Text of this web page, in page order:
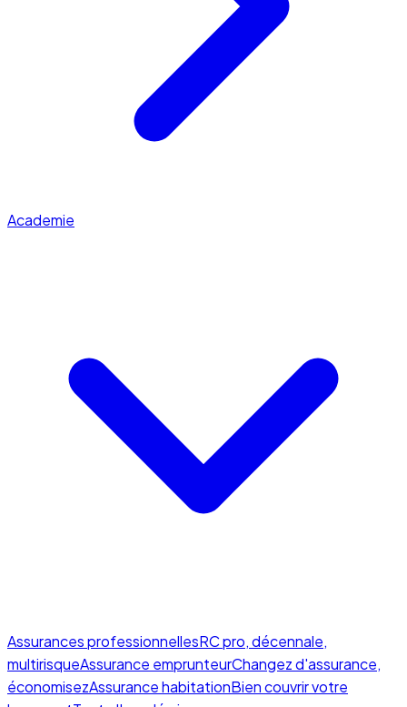
Academie
Assurances professionnellesRC pro, décennale,
multirisqueAssurance emprunteurChangez d'assurance,
économisezAssurance habitationBien couvrir votre